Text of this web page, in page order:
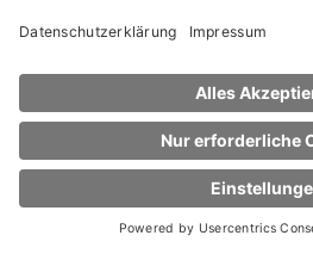
Estée Lauder
Bright Radiance Power Soft Milky Lotion
€ 84,46
100 ml
100 ml (€ 844,60 / 1 l)
NACH OBEN